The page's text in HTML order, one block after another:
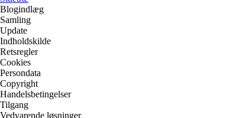
Blogindlæg
Samling
Update
Indholdskilde
Retsregler
Cookies
Persondata
Copyright
Handelsbetingelser
Tilgang
Vedvarende løsninger